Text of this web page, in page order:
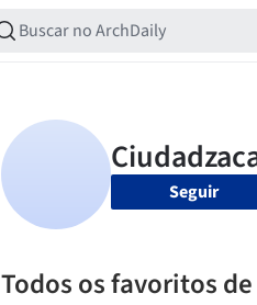
Seguir
Todos os favoritos